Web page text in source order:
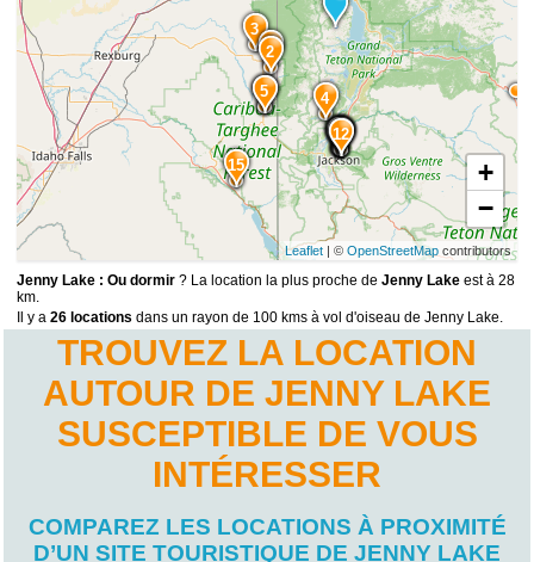
15
13
12
11
10
9
8
7
6
5 4
3
2
1
+
−
Leaflet| © OpenStreetMapcontributors
Jenny Lake : Ou dormir ? La location la plus proche deJenny Lake est à 28
km.
Il y a26 locations dans un rayon de 100 kms à vol d'oiseau de Jenny Lake.
TROUVEZ LA LOCATION
AUTOUR DE JENNY LAKE
SUSCEPTIBLE DE VOUS
INTÉRESSER
COMPAREZ LES LOCATIONS À PROXIMITÉ
D’UN SITE TOURISTIQUE DE JENNY LAKE